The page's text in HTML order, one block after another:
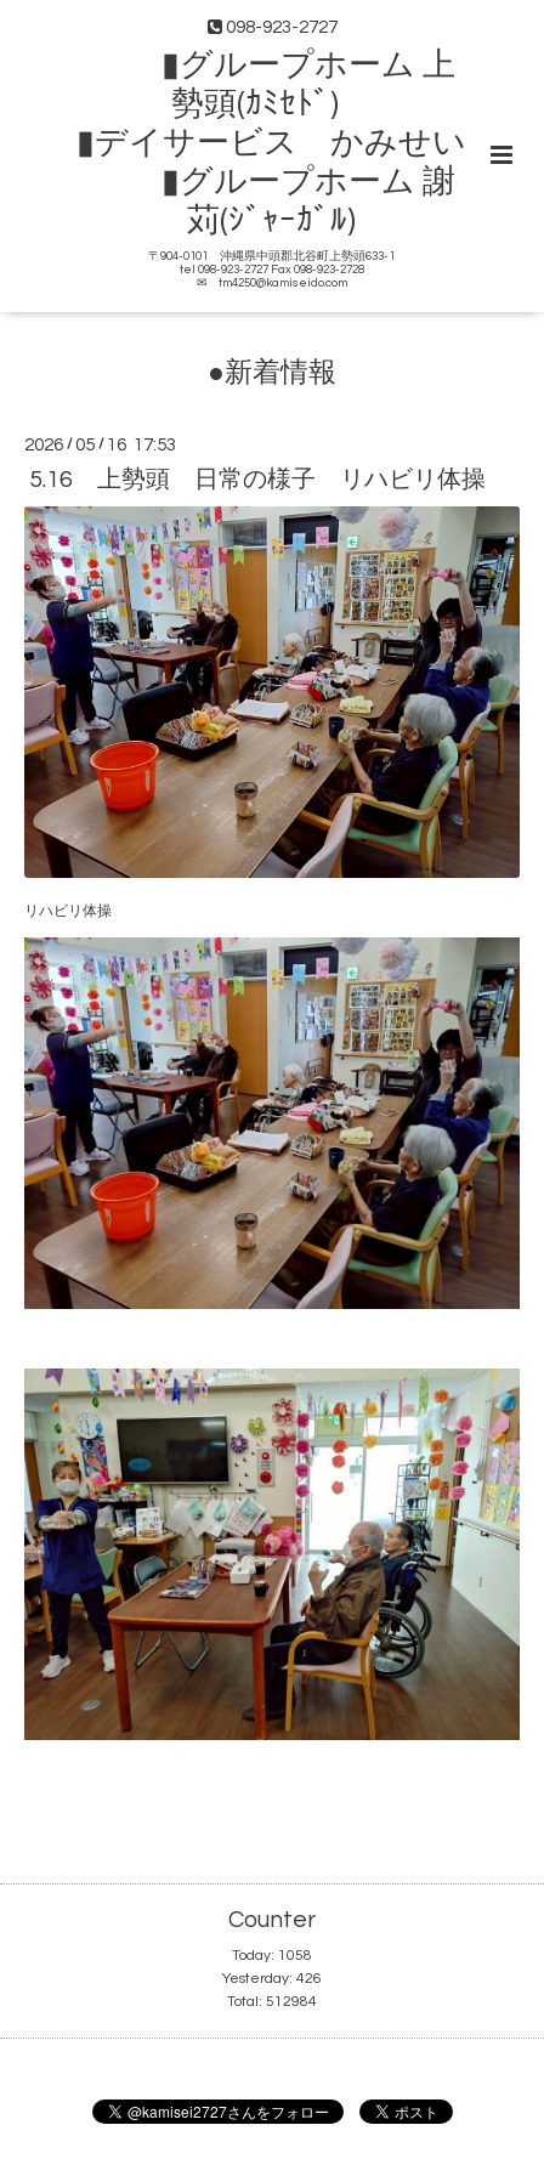
098-923-2727
▮グループホーム 上
勢頭(ｶﾐｾﾄﾞ)
▮デイサービス かみせい
▮グループホーム 謝
苅(ｼﾞｬｰｶﾞﾙ)
〒904-0101 沖縄県中頭郡北谷町上勢頭633-1
tel 098-923-2727 Fax 098-923-2728
✉ tm4250@kamiseido.com
●新着情報
2026 /05 / 16 17:53
5.16 上勢頭 日常の様子 リハビリ体操
リハビリ体操
Counter
Today: 1058
Yesterday: 426
Total: 512984